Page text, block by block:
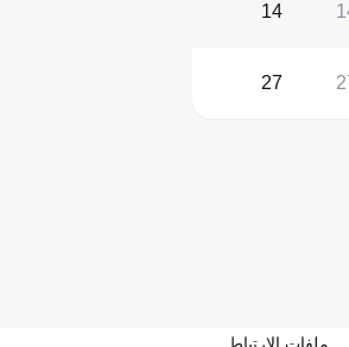
14
27
ملفات الارتباط